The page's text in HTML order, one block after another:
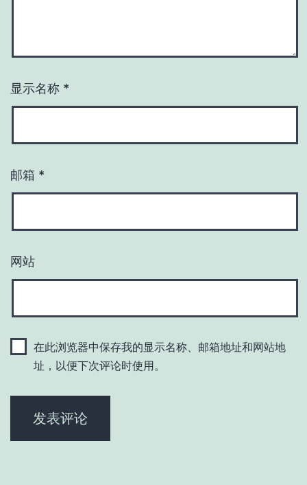
显示名称 *
邮箱 *
网站
在此浏览器中保存我的显示名称、邮箱地址和网站地
址，以便下次评论时使用。